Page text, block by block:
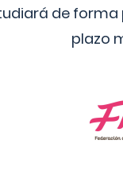
de forma
plazo